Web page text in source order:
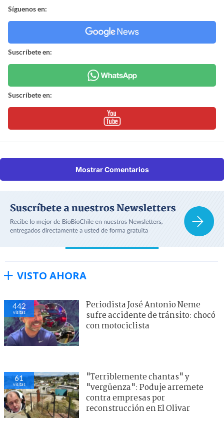
Síguenos en:
Suscríbete en:
Suscríbete en:
Mostrar Comentarios
VISTO AHORA
442
visitas
Periodista José Antonio Neme
sufre accidente de tránsito: chocó
con motociclista
61
visitas
"Terriblemente chantas" y
"vergüenza": Poduje arremete
contra empresas por
reconstrucción en El Olivar